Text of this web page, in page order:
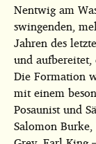
Nentwig am
swingenden,
Jahren des
und
Die Formation
mit einem
Posaunist und
Salomon